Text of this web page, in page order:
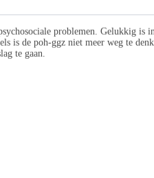
problemen. Gelukkig
is de poh-ggz niet meer weg te
te gaan.